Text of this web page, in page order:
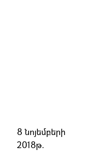
8 նոյեմբերի
2018թ.